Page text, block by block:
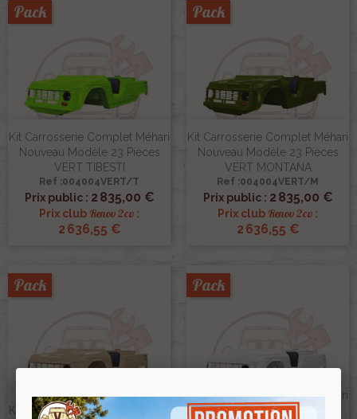
Kit Carrosserie Complet Méhari
Nouveau Modèle 23 Pièces
VERT TIBESTI
Ref :004004VERT/T
Prix public : 2 835,00 €
Prix club Renov 2cv :
2 636,55 €
Pack
Kit Carrosserie Complet Méhari
Nouveau Modèle 23 Pièces
VERT MONTANA
Ref :004004VERT/M
Prix public : 2 835,00 €
Prix club Renov 2cv :
2 636,55 €
Pack
Kit Carrosserie Complet Méhari
Pack
Kit Carrosserie Complet Méhari
Nouveau Modèle /ancien
Pack